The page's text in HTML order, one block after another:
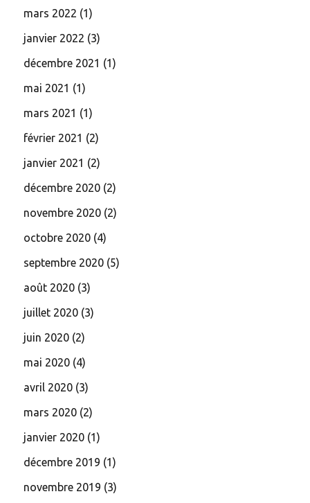
mars 2022 (1)
janvier 2022 (3)
décembre 2021 (1)
mai 2021 (1)
mars 2021 (1)
février 2021 (2)
janvier 2021 (2)
décembre 2020 (2)
novembre 2020 (2)
octobre 2020 (4)
septembre 2020 (5)
août 2020 (3)
juillet 2020 (3)
juin 2020 (2)
mai 2020 (4)
avril 2020 (3)
mars 2020 (2)
janvier 2020 (1)
décembre 2019 (1)
novembre 2019 (3)